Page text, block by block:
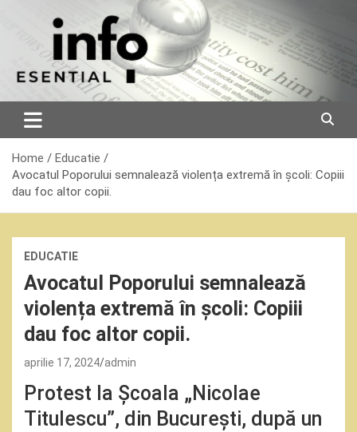
Home
Educatie
Avocatul Poporului semnalează violența extremă în școli: Copiii
dau foc altor copii.
EDUCATIE
Avocatul Poporului semnalează
violența extremă în școli: Copiii
dau foc altor copii.
aprilie 17, 2024 admin
Protest la Școala „Nicolae
Titulescu”, din București, după un